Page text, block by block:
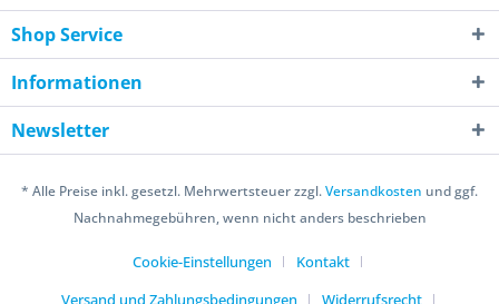
Shop Service
Informationen
Newsletter
* Alle Preise inkl. gesetzl. Mehrwertsteuer zzgl.Versandkosten und ggf.
Nachnahmegebühren, wenn nicht anders beschrieben
Cookie-Einstellungen
Kontakt
Versand und Zahlungsbedingungen
Widerrufsrecht